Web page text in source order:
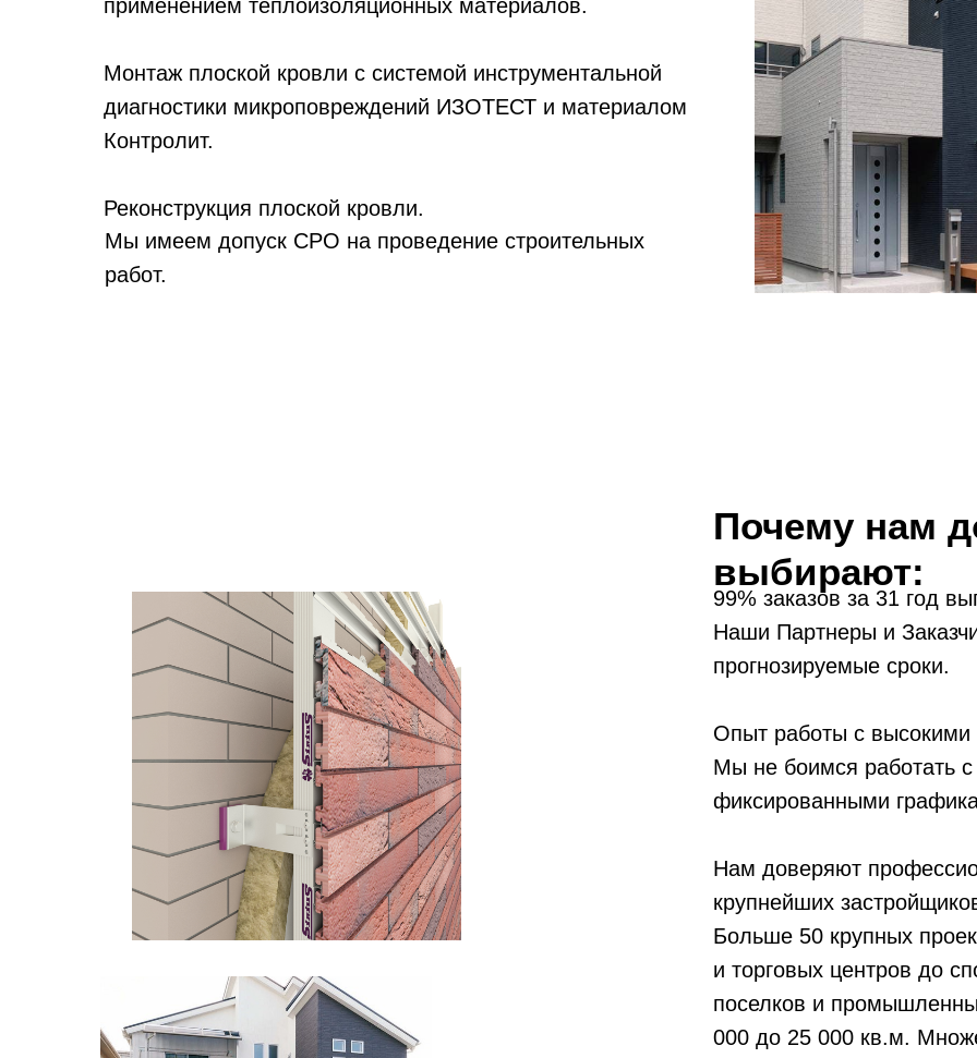
Мы имеем допуск СРО на проведение строительных
работ.
99% заказов за 31 год
Наши Партнеры и
прогнозируемые сроки.
Опыт работы с высокими
Мы не боимся работать
фиксированными
Нам доверяют
крупнейших
Больше 50 крупных
и торговых центров до
поселков и
000 до 25 000 кв.м.
применением теплоизоляционных материалов.
Монтаж плоской кровли с системой инструментальной
диагностики микроповреждений ИЗОТЕСТ и материалом
Контролит.
Реконструкция плоской кровли.
Почему нам
выбирают: